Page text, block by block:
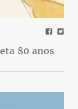
80 anos